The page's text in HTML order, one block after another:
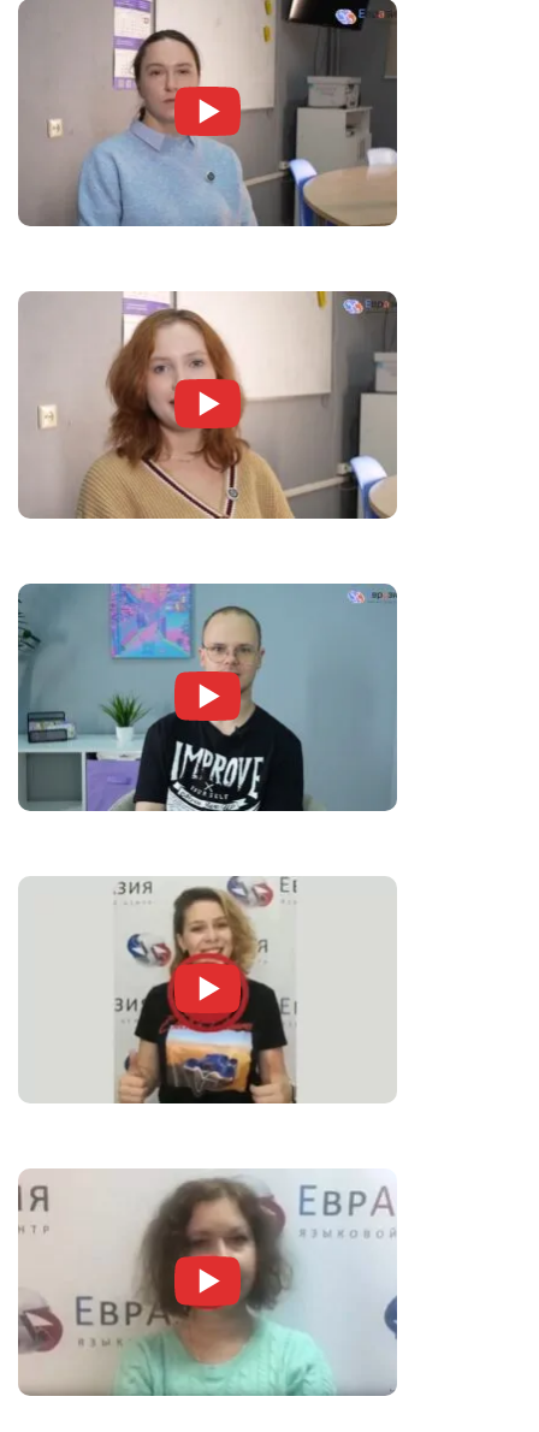
Устин
носитель китайского языка
Работает с детьми, подростками, взрослыми.
Умело соединяет традиции...
Делает китайский доступным для каждого.
Готовит к экзаменам,...